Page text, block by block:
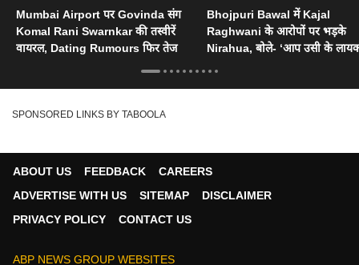
Mumbai Airport पर Govinda संग
Komal Rani Swarnkar की तस्वीरें
वायरल, Dating Rumours फिर तेज
Bhojpuri Bawal में Kajal
Raghwani के आरोपों पर भड़के
Nirahua, बोले- ‘आप उसी के लायक
SPONSORED LINKS BY TABOOLA
ABOUT US FEEDBACK
CAREERS
ADVERTISE WITH US
SITEMAP
DISCLAIMER
PRIVACY POLICY
CONTACT US
ABP NEWS GROUP WEBSITES